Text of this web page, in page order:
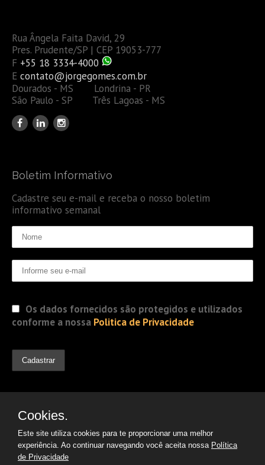
Rua Ângela Faita David, 29
Pres. Prudente/SP | CEP 19053-777
F +55 18 3334-4000
E contato@jorgegomes.com.br
Dourados - MS Londrina - PR
São Paulo - SP Três Lagoas - MS
Boletim Informativo
Cadastre seu e-mail e receba o nosso boletim
informativo semanal
Os dados fornecidos são protegidos e utilizados
conforme a nossa Politica de Privacidade
Cookies.
Este site utiliza cookies para te proporcionar uma melhor
experiência. Ao continuar navegando você aceita nossa Política
de Privacidade